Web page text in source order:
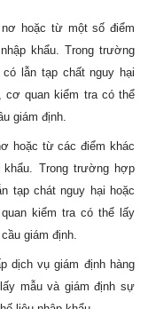
hoặc từ một số điểm
khẩu. Trong trường
lẫn tạp chất nguy hại
cơ quan kiểm tra có thể
giám định.
hoặc từ các điểm khác
Trong trường hợp
tạp chát nguy hại hoặc
kiểm tra có thể lấy
giám định.
dịch vụ giám định hàng
mẫu và giám định sự